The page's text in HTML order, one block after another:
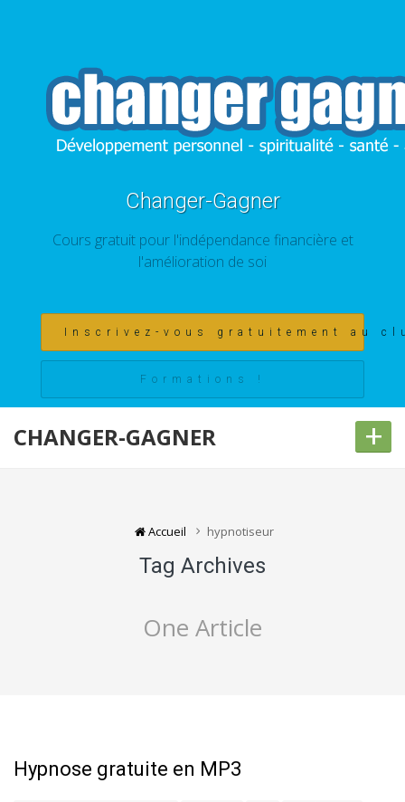
Changer-Gagner
Cours gratuit pour l'indépendance financière et
l'amélioration de soi
Inscrivez-vous gratuitement au
Formations !
CHANGER-GAGNER +
Accueil hypnotiseur
Tag Archives
One Article
Hypnose gratuite en MP3